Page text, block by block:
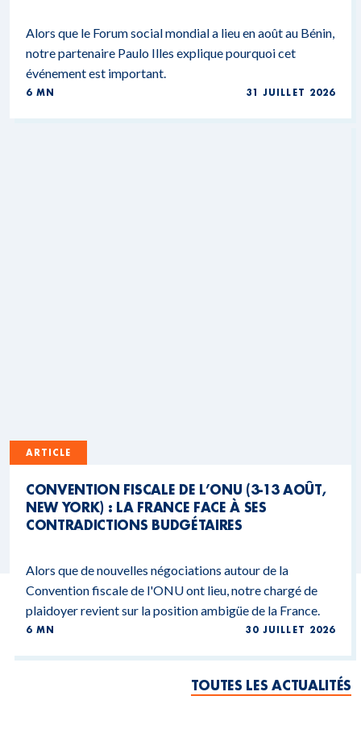
Alors que le Forum social mondial a lieu en août au Bénin,
notre partenaire Paulo Illes explique pourquoi cet
événement est important.
6 MN 31 JUILLET 2026
ARTICLE
CONVENTION FISCALE DE L’ONU (3-13 AOÛT,
NEW YORK) : LA FRANCE FACE À SES
CONTRADICTIONS BUDGÉTAIRES
Alors que de nouvelles négociations autour de la
Convention fiscale de l'ONU ont lieu, notre chargé de
plaidoyer revient sur la position ambigüe de la France.
6 MN 30 JUILLET 2026
TOUTES LES ACTUALITÉS